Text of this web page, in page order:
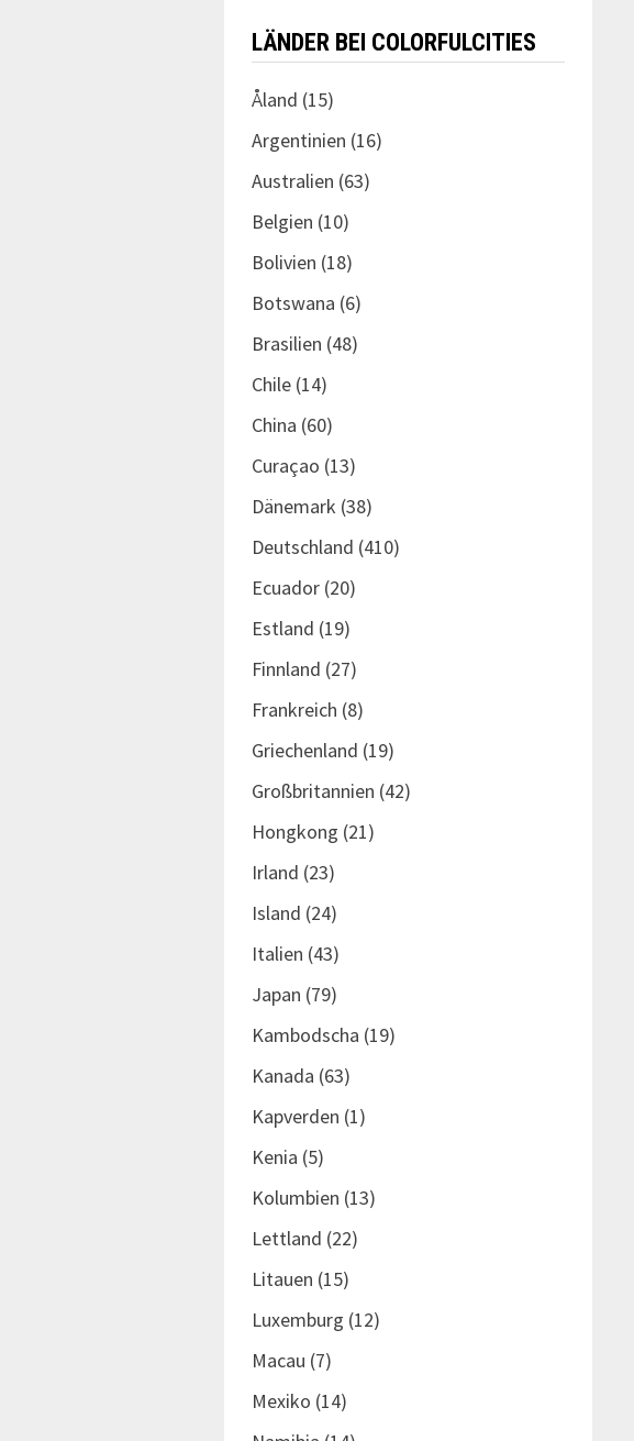
LÄNDER BEI COLORFULCITIES
Åland (15)
Argentinien (16)
Australien (63)
Belgien (10)
Bolivien (18)
Botswana (6)
Brasilien (48)
Chile(14)
China (60)
Curaçao (13)
Dänemark (38)
Deutschland (410)
Ecuador(20)
Estland (19)
Finnland (27)
Frankreich (8)
Griechenland (19)
Großbritannien (42)
Hongkong (21)
Irland (23)
Island (24)
Italien (43)
Japan (79)
Kambodscha (19)
Kanada (63)
Kapverden (1)
Kenia (5)
Kolumbien (13)
Lettland (22)
Litauen (15)
Luxemburg (12)
Macau (7)
Mexiko (14)